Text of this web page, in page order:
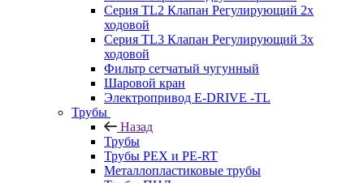
Серия TL2 Клапан Регулирующий 2х
ходовой
Серия TL3 Клапан Регулирующий 3х
ходовой
Фильтр сетчатый чугунный
Шаровой кран
Электропривод E-DRIVE -TL
Трубы
Назад
Трубы
Трубы PEX и PE-RT
Металлопластиковые трубы